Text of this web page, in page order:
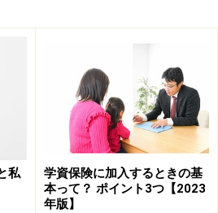
の積立なら、教育資金を住宅財
ます。
宅財形の合計で550万円まで、と
に入れて利用しましょう。
資金はこう貯める！
まで通わせる方法(1)
私
学資保険に加入するときの基
本って？ ポイント3つ【2023
年版】